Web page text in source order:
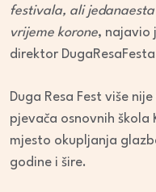
festivala, ali
vrijeme korone, najavio
direktor
Duga Resa Fest više
pjevača osnovnih škola
mjesto okupljanja
godine i šire.